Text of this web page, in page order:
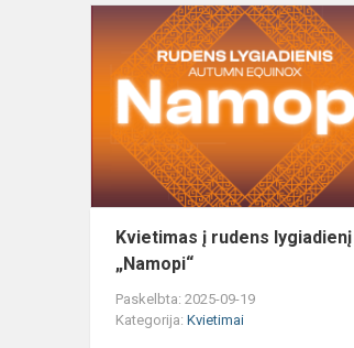
Kvietimas į rudens lygiadienį
„Namopi“
Paskelbta: 2025-09-19
Kategorija: Kvietimai